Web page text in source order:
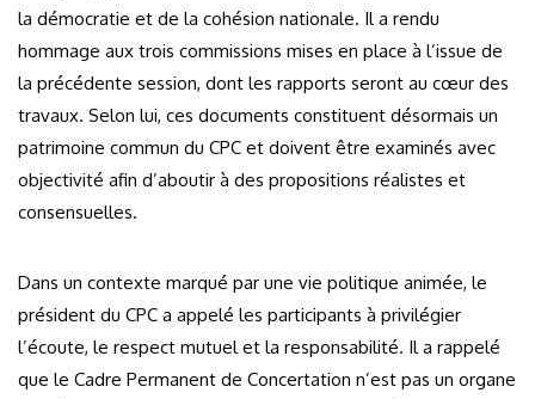
la démocratie et de la cohésion nationale. Il a rendu
hommage aux trois commissions mises en place à l’issue de
la précédente session, dont les rapports seront au cœur des
travaux. Selon lui, ces documents constituent désormais un
patrimoine commun du CPC et doivent être examinés avec
objectivité afin d’aboutir à des propositions réalistes et
consensuelles.
Dans un contexte marqué par une vie politique animée, le
président du CPC a appelé les participants à privilégier
l’écoute, le respect mutuel et la responsabilité. Il a rappelé
que le Cadre Permanent de Concertation n’est pas un organe